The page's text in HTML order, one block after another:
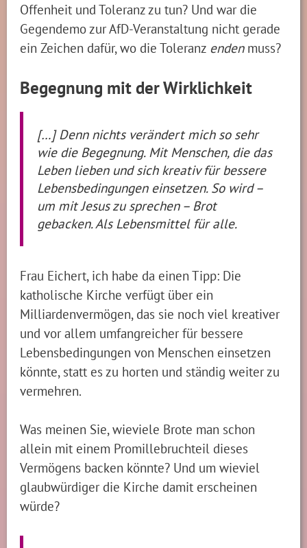
Offenheit und Toleranz zu tun? Und war die
Gegendemo zur AfD-Veranstaltung nicht gerade
ein Zeichen dafür, wo die Toleranz endenmuss?
Begegnung mit der Wirklichkeit
[…] Denn nichts verändert mich so sehr
wie die Begegnung. Mit Menschen, die das
Leben lieben und sich kreativ für bessere
Lebensbedingungen einsetzen. So wird –
um mit Jesus zu sprechen – Brot
gebacken. Als Lebensmittel für alle.
Frau Eichert, ich habe da einen Tipp: Die
katholische Kirche verfügt über ein
Milliardenvermögen, das sie noch viel kreativer
und vor allem umfangreicher für bessere
Lebensbedingungen von Menschen einsetzen
könnte, statt es zu horten und ständig weiter zu
vermehren.
Was meinen Sie, wieviele Brote man schon
allein mit einem Promillebruchteil dieses
Vermögens backen könnte? Und um wieviel
glaubwürdiger die Kirche damit erscheinen
würde?